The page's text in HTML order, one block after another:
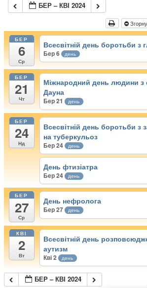
БЕР – КВІ 2024
БЕР
6
Ср
Всесвітній день боротьби з
Бер 6 день
БЕР
21
Чт
Міжнародний день людини
Дауна
Бер 21 день
БЕР
24
Нд
Всесвітній день боротьби з
на туберкульоз
Бер 24 день
День фтизіатра
Бер 24 день
БЕР
27
Ср
День нефролога
Бер 27 день
КВІ
2
Вт
Всесвітній день
аутизм
Кві 2 день
БЕР – КВІ 2024